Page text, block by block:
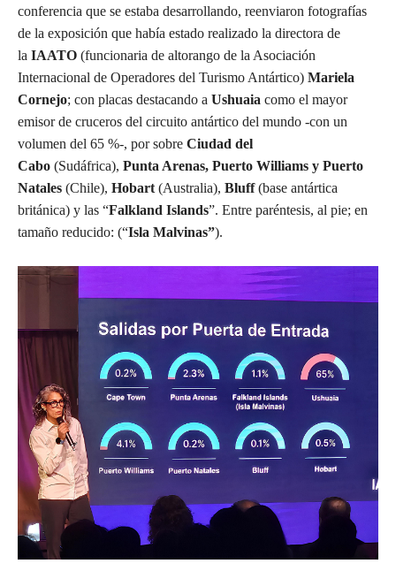
conferencia que se estaba desarrollando, reenviaron fotografías
de la exposición que había estado realizado la directora de
la IAATO (funcionaria de altorango de la Asociación
Internacional de Operadores del Turismo Antártico) Mariela
Cornejo; con placas destacando a Ushuaia como el mayor
emisor de cruceros del circuito antártico del mundo -con un
volumen del 65 %-, por sobre Ciudad del
Cabo (Sudáfrica), Punta Arenas, Puerto Williams y Puerto
Natales (Chile), Hobart (Australia), Bluff(base antártica
británica) y las “Falkland Islands”. Entre paréntesis, al pie; en
tamaño reducido: (“Isla Malvinas”).